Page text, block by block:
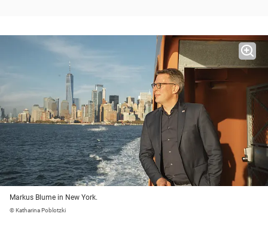
Markus Blume in New York.
© Katharina Poblotzki